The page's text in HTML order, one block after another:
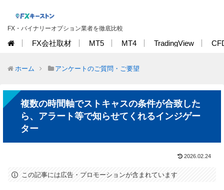
FX・バイナリーオプション業者を徹底比較
FX会社取材 MT5 MT4 TradingView
ホーム アンケートのご質問・ご要望
複数の時間軸でストキャスの条件が合致した
ら、アラート等で知らせてくれるインジゲー
ター
2026.02.24
この記事には広告・プロモーションが含まれています